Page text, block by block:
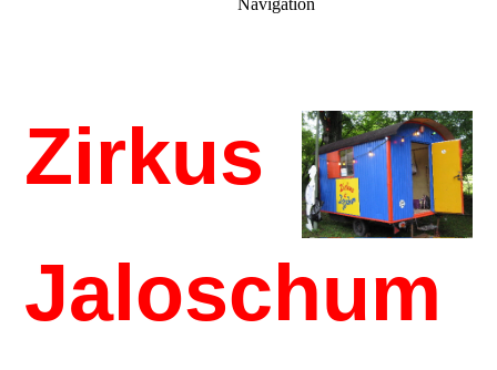
Navigation
Zirkus
Jaloschum